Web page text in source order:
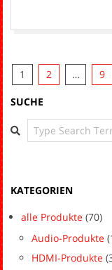
1 2 … 9
SUCHE
Search
KATEGORIEN
alle Produkte (70)
Audio-Produkte
HDMI-Produkte